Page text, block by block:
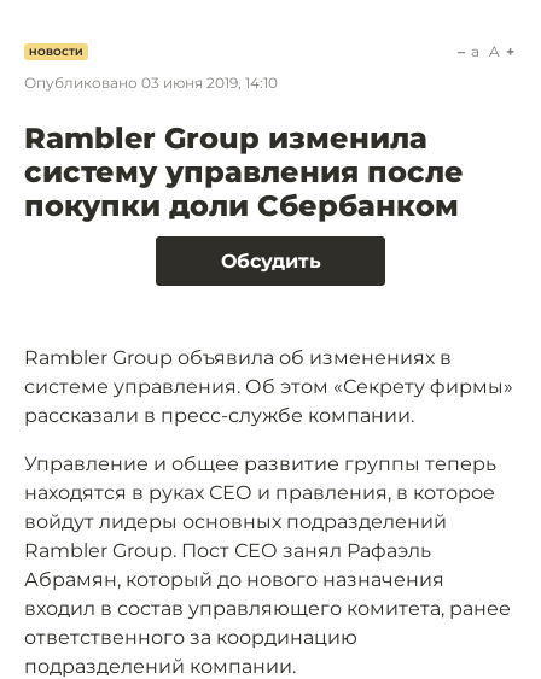
НОВОСТИ
Опубликовано 03 июня 2019, 14:10
a A
Rambler Group изменила
систему управления после
покупки доли Сбербанком
Обсудить
Rambler Group объявила об изменениях в
системе управления. Об этом «Секрету фирмы»
рассказали в пресс-службе компании.
Управление и общее развитие группы теперь
находятся в руках СЕО и правления, в которое
войдут лидеры основных подразделений
Rambler Group. Пост СЕО занял Рафаэль
Абрамян, который до нового назначения
входил в состав управляющего комитета, ранее
ответственного за координацию
подразделений компании.